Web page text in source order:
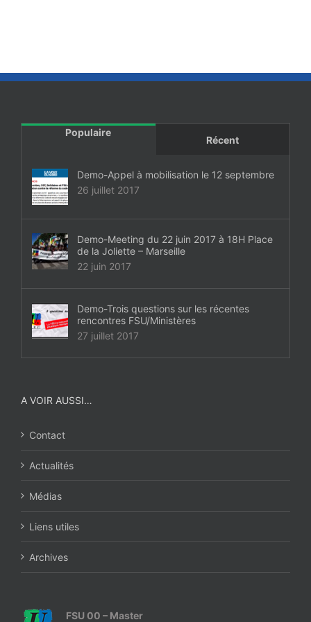
Populaire
Récent
Demo-Appel à mobilisation le 12 septembre
26 juillet 2017
Demo-Meeting du 22 juin 2017 à 18H Place
de la Joliette – Marseille
22 juin 2017
Demo-Trois questions sur les récentes
rencontres FSU/Ministères
27 juillet 2017
A VOIR AUSSI…
Contact
Actualités
Médias
Liens utiles
Archives
FSU 00 – Master